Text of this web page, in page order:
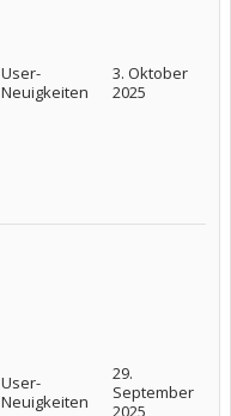
User-
Neuigkeiten
3. Oktober
2025
User-
Neuigkeiten
29.
September
2025